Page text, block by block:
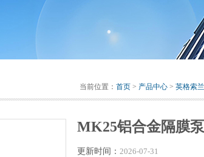
当前位置： 首页 > 产品中心 > 英格索
MK25铝合金隔膜泵
更新时间： 2026-07-31